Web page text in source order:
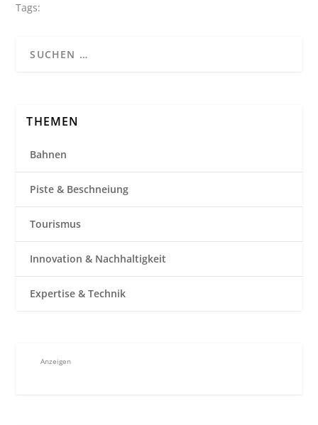
Tags:
THEMEN
Bahnen
Piste & Beschneiung
Tourismus
Innovation & Nachhaltigkeit
Expertise & Technik
Anzeigen